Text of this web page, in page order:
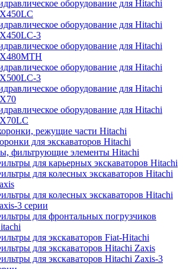
оборудование для Hitachi
оборудование для Hitachi
3
оборудование для Hitachi
оборудование для Hitachi
3
оборудование для Hitachi
оборудование для Hitachi
режущие части Hitachi
для экскаваторов Hitachi
фильтрующие элементы Hitachi
для карьерных экскаваторов Hitachi
для колесных экскаваторов Hitachi
для колесных экскаваторов Hitachi
3 серии
для фронтальных погрузчиков
для экскаваторов Fiat-Hitachi
для экскаваторов Hitachi Zaxis
для экскаваторов Hitachi Zaxis-3